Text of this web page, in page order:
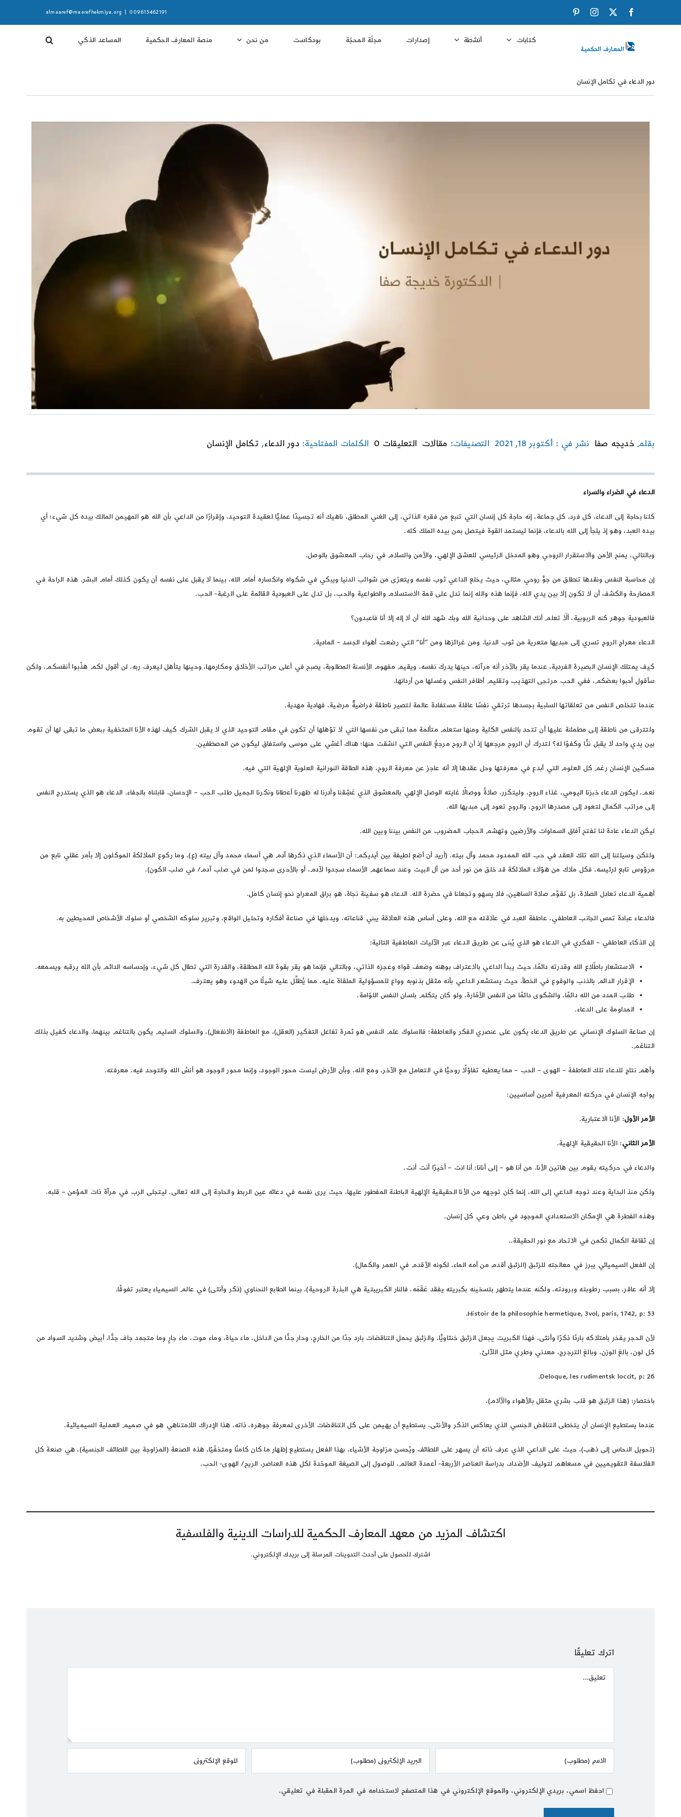
Facebook
X
Instagram
009615462191
almaaref@maarefhekmiya.org
كتابات أنشطة إصدارات مجلّة المحجّة بودكاست من نحن منصة المعارف الحكمية المساعد الذكي
دور الدعاء في تكامل الإنسان
بقلم خديجه صفا نشر في : أكتوبر 18, 2021 التصنيفات: مقالات التعليقات 0
on
في
الكلمات المفتاحية: دور الدعاء, تكامل الإنسان
الدعاء في الضراء والسراء
كلنا بحاجة إلى الدعاء، كل فرد، كل جماعة، إنه حاجة كل إنسان التي تنبع من فقره الذاتي، إلى الغني المطلق، ناهيك أنه تجسيدًا عمليًّا لعقيدة التوحيد، وإقرارًا من الداعي بأن الله هو المهيمن المالك بيده كل شيء؛ أي
بيده العبد، وهو إذ يلجأ إلى الله بالدعاء، فإنما ليستمد القوة فيتصل بمن بيده الملك كله.
وبالتالي، يمنح الأمن والاستقرار الروحي وهو المدخل الرئيسي للعشق الإلهي، والأمن والسلام في رحاب المعشوق بالوصل.
إن محاسبة النفس ونقدها تنطلق من جوٍّ روحي مثالي، حيث يخلع الداعي ثوب نفسه ويتعرّى من شوائب الدنيا ويبكي في شكواه وانكساره أمام الله، بينما لا يقبل على نفسه أن يكون كذلك أمام البشر. هذه الراحة في
المصارحة والكشف أن لا تكون إلا بين يدي الله، فإنما هذه والله إنما تدل على قمة الاستسلام والطواعية والحب، بل تدل على العبودية القائمة على الرغبة- الحب.
فالعبودية جوهر كنه الربوبية، ألَاَ تعلم أنك الشاهد على وحدانية الله وبك شهد الله أن لا إله إلا أنا فاعبدون؟
الدعاء معراج الروح تسري إلى مبديها متعرية من ثوب الدنيا، ومن غرائزها ومن “أنا” التي رضعت أهواء الجسد – المادية.
كيف يمتلك الإنسان البصيرة الفردية، عندما يقر بالآخر أنه مرآته، حينها يدرك نفسه، ويقيم مفهوم الأنسنة المطلوبة، يصبح في أعلى مراتب الأخلاق ومكارمها، وحينها يتأهل ليعرف ربه. لن أقول لكم هذّبوا أنفسكم، ولكن
سأقول أحبوا بعضكم، ففي الحب مرتجى التهذيب وتقليم أظافر النفس وغسلها من أردانها.
عندما تتخلص النفس من تعلقاتها السلبية بجسدها ترتقي نفسًا عاقلة مستفادة عالمة لتصير ناطقة فراضيةٌ مرضية، فهادية مهدية.
ولتترقى من ناطقة إلى مطمئنة عليها أن تتحد بالنفس الكلية ومنها ستعلم متألمة مما تبقى من نفسها التي لا تؤهلها أن تكون في مقام التوحيد الذي لا يقبل الشرك كيف لهذه الأنا المتخفية ببعض ما تبقى لها أن تقوم
بين يدي واحد لا يقبل ندًّا وكفوًا له؟ لتدرك أن الروح مرجعها إذ أن الروح مرجعُ النفس التي انشقت منها؛ هناك أغشي على موسى واستفاق ليكون من المصطفين.
مسكين الإنسان رغم كل العلوم التي أبدع في معرفتها وحل عقدها إلا أنه عاجز عن معرفة الروح، هذه الطاقة النورانية العلوية الإلهية التي فيه.
نعم، ليكون الدعاء خبزنا اليومي، غذاء الروح، وليتكرر، صلاةً ووصالًا غايته الوصل الإلهي بالمعشوق الذي عَشِقنا وأدرنا له ظهرنا أعطانا ونكرنا الجميل طلب الحب – الإحسان، قابلناه بالجفاء. الدعاء هو الذي يستدرج النفس
إلى مراتب الكمال لتعود إلى مصدرها الروح، والروح تعود إلى مبديها الله.
ليكن الدعاء عادة لنا تفتح آفاق السماوات والأرضين وتهشم الحجاب المضروب من النفس بيننا وبين الله.
ولتكن وسيلتنا إلى الله تلك العقد في حب الله الممدود محمد وآل بيته. (أريد أن أضع لطيفة بين أيديكم: أن الأسماء الذي ذكرها آدم هي أسماء محمد وآل بيته (ع)، وما ركوع الملائكة الموكلون إلا بأمر عقلي نابع من
مرؤوس تابع لرئيسه، فكل ملاك من هؤلاء الملائكة قد خلق من نور أحد من آل البيت وعند سماعهم الأسماء سجدوا لآدم، أو بالأحرى سجدوا لمن في صلب آدم/ في صلب الكون).
أهمية الدعاء تعادل الصلاة، بل تقوِّم صلاة الساهين، فلا يسهو وتجعلنا في حضرة الله. الدعاء هو سفينة نجاة، هو براق المعراج نحو إنسان كامل.
فالدعاء عبادة تمس الجانب العاطفي، عاطفة العبد في علاقته مع الله، وعلى أساس هذه العلاقة يبني قناعاته، ويدخلها في صناعة أفكاره وتحليل الواقع، وتبرير سلوكه الشخصي أو سلوك الأشخاص المحيطين به.
إن الذكاء العاطفي – الفكري في الدعاء هو الذي يُبنى عن طريق الدعاء عبر الآليات العاطفية التالية:
الاستشعار باطّلاع الله وقدرته دائمًا، حيث يبدأ الداعي بالاعتراف بوهنه وضعف قواه وعجزه الذاتي، وبالتالي فإنما هو يقر بقوة الله المطلقة، والقدرة التي تطال كل شيء، وإحساسه الدائم بأن الله يرقبه ويسمعه.
الإقرار الدائم بالذنب والوقوع في الخطأ، حيث يستشعر الداعي بأنه مثقل بذنوبه وواع للمسؤولية الملقاة عليه، مما يُظلِّل عليه شيئًا من الهدوء وهو يعترف.
طلب المدد من الله دائمًا، والشكوى دائمًا من النفس الأمّارة، ولو كان يتكلم بلسان النفس اللوّامة.
المداومة على الدعاء.
إن صناعة السلوك الإنساني عن طريق الدعاء يكون على عنصري الفكر والعاطفة؛ فالسلوك علم النفس هو ثمرة تفاعل التفكير (العقل)، مع العاطفة (الانفعال)، والسلوك السليم يكون بالتناغم بينهما، والدعاء كفيل بذلك
التناغم.
وأهم نتاج للدعاء تلك العاطفة – الهوى – الحب – مما يعطيه تفاؤلًا روحيًّا في التعامل مع الآخر، ومع الله، وبأن الأرض ليست محور الوجود، وإنما محور الوجود هو أنسُ الله والتوحد فيه، معرفته.
يواجه الإنسان في حركته المعرفية أمرين أساسيين:
الأمر الأول: الأنا الاعتبارية.
الأمر الثاني: الأنا الحقيقية الإلهية.
والدعاء في حركيته يقوم بين هاتين الأنا. من أنا هو – إلى أنانا: أنا انت – أخيرًا أنت أنت.
ولكن منذ البداية وعند توجه الداعي إلى الله، إنما كان توجهه من الأنا الحقيقية الإلهية الباطنة المفطور عليها، حيث يرى نفسه في دعائه عين الربط والحاجة إلى الله تعالى. ليتجلى الرب في مرآة ذات المؤمن – قلبه.
وهذه الفطرة هي الإمكان الاستعدادي الموجود في باطن وعي كل إنسان.
إن ثقافة الكمال تكمن في الاتحاد مع نور الحقيقة..
إن الفعل السيميائي يبرز في معالجته للزئبق (الزئبق أقدم من أمه الماء، لكونه الأقدم في العمر والكمال).
إلا أنه عاقر، بسبب رطوبته وبرودته، ولكنه عندما يتطهر بتسخينه بكبريته يفقد عَقَمَه، فالنار الكبريبتية هي البذرة الروحية)، بينما الطابع النحناوي (ذكر وأنثى) في عالم السيمياء يعتبر تفوقًا.
Histoir de la philosophie hermetique, 3vol, paris, 1742, p: 53.
لأن الحجر يفخر بامتلاكه باردًا ذكرًا وأنثى، فهذا الكبريت يجعل الزئبق خنثاويًّا، والزئبق يحمل التناقضات بارد جدًا من الخارج، وحار جدًّا من الداخل، ماء حياة، وماء موت، ماء جارٍ وما متجمد جاف جدًّا، أبيض وشديد السواد من
كل لون، بالغ الوزن، وبالغ الترجرج، معدني وطري مثل اللآلئ.
Deloque, les rudimentsk loccit, p: 26.
باختصار: (هذا الزئبق هو قلب بشري مثقل بالأهواء والآلام).
عندما يستطيع الإنسان أن يتخطى التناقض الجنسي الذي يعاكس الذكر والأنثى، يستطيع أن يهيمن على كل التناقضات الأخرى لمعرفة جوهره، ذاته، هذا الإدراك اللامتناهي هو في صميم العملية السيميائية.
(تحويل النحاس إلى ذهب)، حيث على الداعي الذي عرف ذاته أن يسهر على اللطائف ويُحسن مزاوجة الأشياء، بهذا الفعل يستطيع إظهار ما كان كامنًا ومتخفّيًا، هذه الصنعة (المزاوجة بين اللطائف الجنسية)، هي صنعة كل
الفلاسفة التقويميين في مسعاهم لتوليف الأضداد، بدراسة العناصر الأربعة- أعمدة العالم، للوصول إلى الصيغة الموحّدة لكل هذه العناصر، الريح/ الهوى- الحب.
اكتشاف المزيد من معهد المعارف الحكمية للدراسات الدينية والفلسفية
اشترك للحصول على أحدث التدوينات المرسلة إلى بريدك الإلكتروني.
اترك تعليقًا
Comment
احفظ اسمي، بريدي الإلكتروني، والموقع الإلكتروني في هذا المتصفح لاستخدامه في المرة المقبلة في تعليقي.